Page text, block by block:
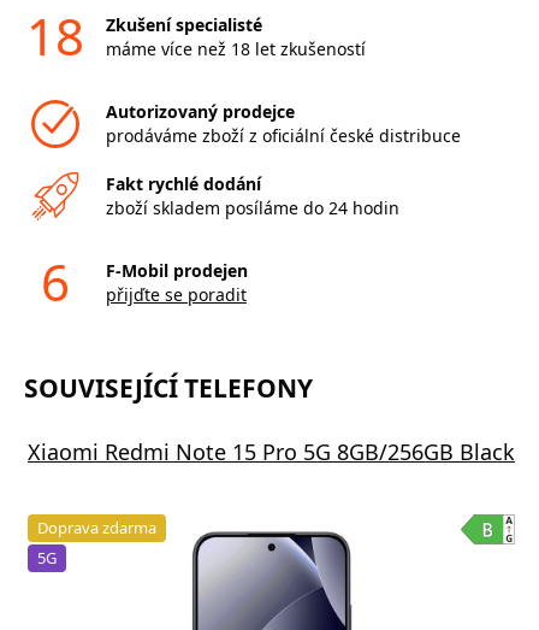
18
Zkušení specialisté
máme více než 18 let zkušeností
Autorizovaný prodejce
prodáváme zboží z oficiální české distribuce
Fakt rychlé dodání
zboží skladem posíláme do 24 hodin
6
F-Mobil prodejen
přijďte se poradit
SOUVISEJÍCÍ TELEFONY
Xiaomi Redmi Note 15 Pro 5G 8GB/256GB Black
Doprava zdarma
5G